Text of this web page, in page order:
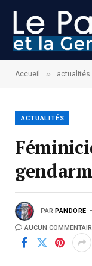
Accueil » actualités
ACTUALITÉS
PAR PANDORE
AUCUN